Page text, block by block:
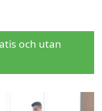
och utan